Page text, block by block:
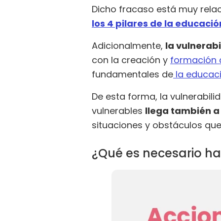
Dicho fracaso está muy
los 4 pilares de la
Adicionalmente, la
con la creación y formación
fundamentales de la
De esta forma, la
vulnerables llega también a
situaciones y obstáculos
¿Qué es necesario